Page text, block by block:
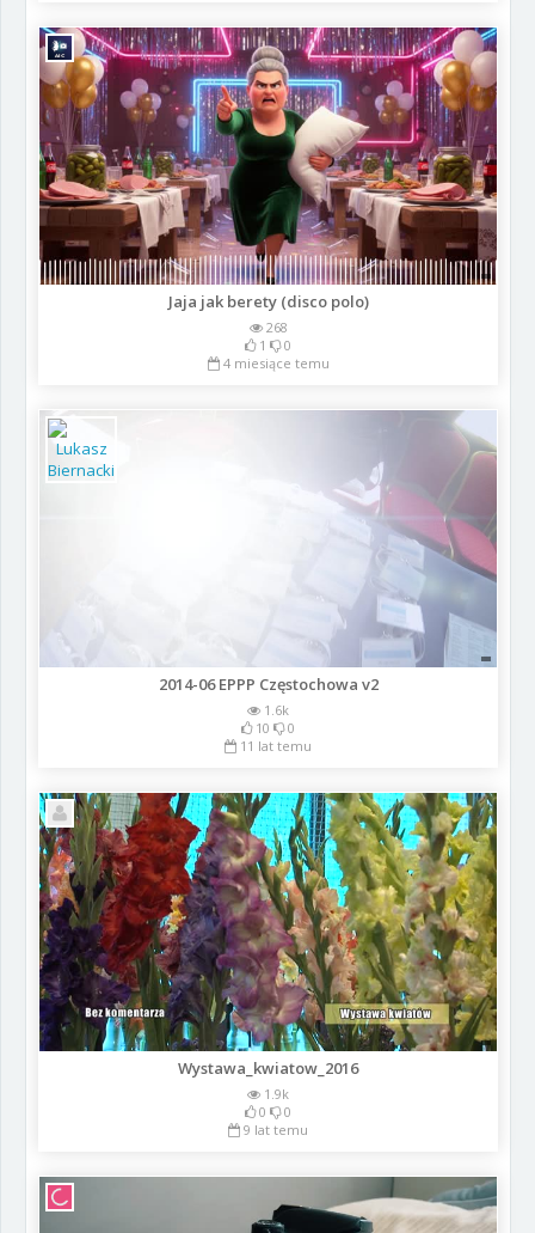
Jaja jak berety (disco polo)
268
1
0
4 miesiące temu
2014-06 EPPP Częstochowa v2
1.6k
10
0
11 lat temu
Wystawa_kwiatow_2016
1.9k
0
0
9 lat temu